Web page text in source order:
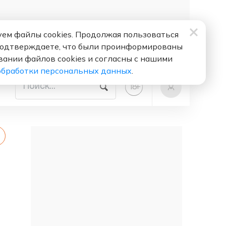
18+
файлы cookies. Продолжая пользоваться
что были проинформированы
файлов cookies и согласны с нашими
персональных данных.